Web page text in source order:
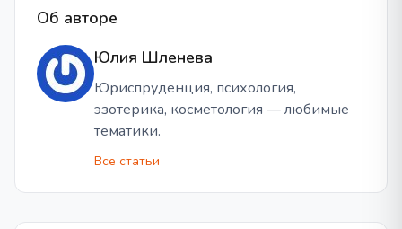
Об авторе
Юлия Шленева
Юриспруденция, психология,
эзотерика, косметология — любимые
тематики.
Все статьи